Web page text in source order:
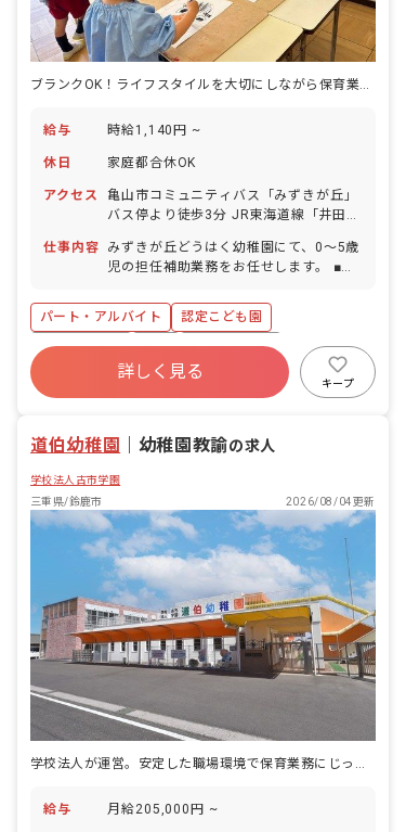
ブランクOK！ライフスタイルを大切にしながら保育業務を続けませんか
給与 時給1,140円 ~
休日 家庭都合休OK
アクセス
亀山市コミュニティバス「みずきが丘」
バス停より徒歩3分 JR東海道線「井田川
ー・バイク・自転車通勤OK（駐車場完
備）
仕事内容
みずきが丘どうはく幼稚園にて、0～5歳
児の担任補助業務をお任せします。 ■具
助全般） ・預かり保育 ・バス引率 ・そ
の他園内業務
パート・アルバイト
認定こども園
社会保険完備
有給
福利厚生充実
昇給昇進あり
産休育休制度
詳しく見る
キープ
道伯幼稚園 幼稚園教諭の求人
学校法人古市学園
三重県/鈴鹿市
2026/08/04更新
学校法人が運営。安定した職場環境で保育業務にじっくり取り組みませんか
給与 月給205,000円 ~